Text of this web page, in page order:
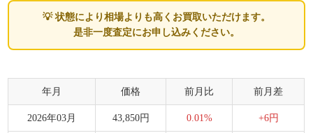
💡 状態により相場よりも高くお買取いただけます。
是非一度査定にお申し込みください。
年月 価格 前月比 前月差
2026年03月 43,850円 0.01% +6円